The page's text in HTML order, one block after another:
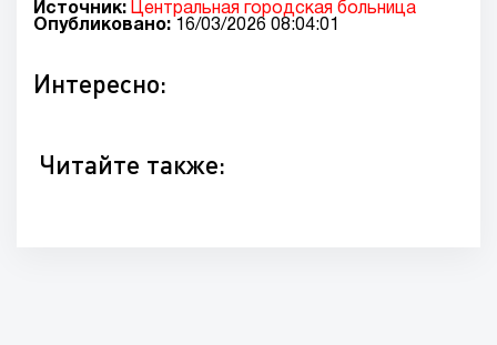
Источник: Центральная городская больница
Опубликовано: 16/03/2026 08:04:01
Интересно:
Читайте также: